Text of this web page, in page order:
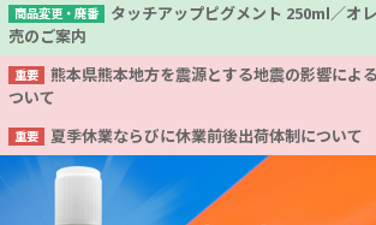
商品変更・廃番
タッチアップピグメント 250ml／オ
売のご案内
重要
熊本県熊本地方を震源とする地震の影響によ
ついて
重要 夏季休業ならびに休業前後出荷体制について